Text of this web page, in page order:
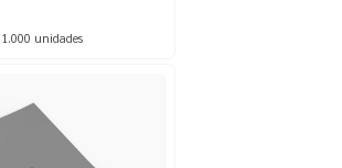
unidades